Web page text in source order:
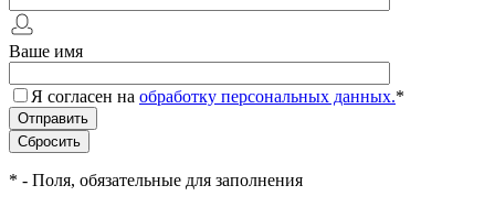
Ваше имя
Я согласен на обработку персональных данных.*
* - Поля, обязательные для заполнения